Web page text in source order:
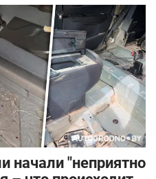
начали "неприятно